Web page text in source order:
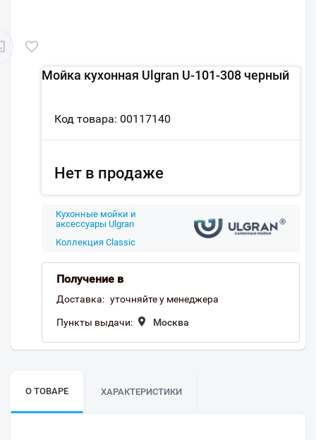
Мойка кухонная Ulgran U-101-308 черный
Код товара: 00117140
Нет в продаже
Кухонные мойки и
аксессуары Ulgran
Коллекция Classic
Получение в
Доставка: уточняйте у менеджера
Пункты выдачи: Москва
О ТОВАРЕ ХАРАКТЕРИСТИКИ